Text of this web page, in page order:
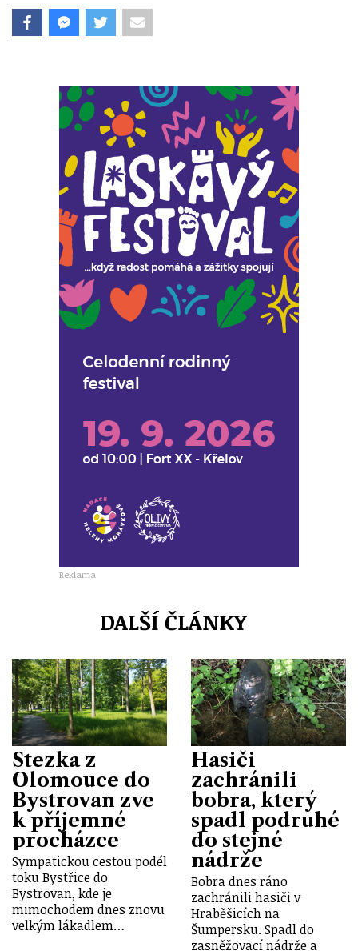
Reklama
DALŠÍ ČLÁNKY
Stezka z
Olomouce do
Bystrovan zve
k příjemné
procházce
Sympatickou cestou podél
toku Bystřice do
Bystrovan, kde je
mimochodem dnes znovu
velkým lákadlem…
Hasiči
zachránili
bobra, který
spadl podruhé
do stejné
nádrže
Bobra dnes ráno
zachránili hasiči v
Hraběšicích na
Šumpersku. Spadl do
zasněžovací nádrže a